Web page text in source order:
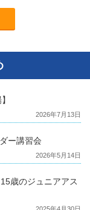
2026年7月13日
ー講習会
2026年5月14日
歳のジュニアアス